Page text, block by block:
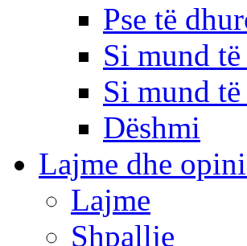
Pse të
Si mund
Si mund
Dëshmi
Lajme dhe
Lajme
Shpallje